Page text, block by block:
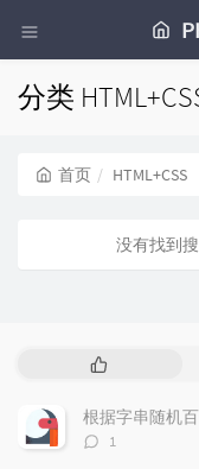
分类
首页 HTML+CSS
没有找到
热
文
章
根据字串随机
评1